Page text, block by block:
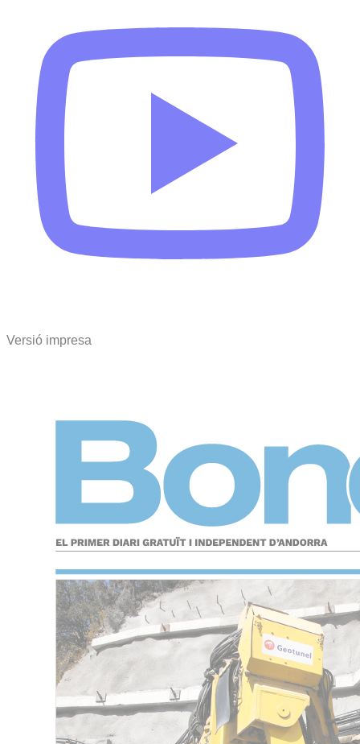
Versió impresa